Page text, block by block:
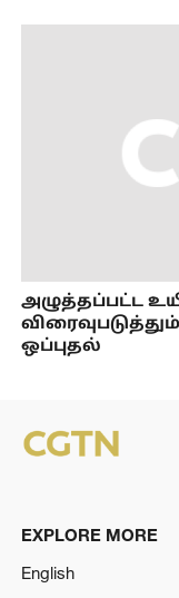
அழுத்தப்பட்ட
ஒப்புதல்
EXPLORE MORE
English